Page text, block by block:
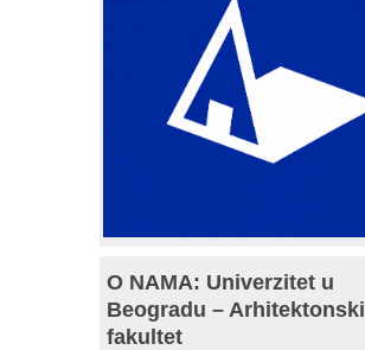
O NAMA: Univerzitet u
Beogradu – Arhitektonski
fakultet